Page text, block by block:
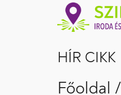
HÍR CIKK
Főoldal /